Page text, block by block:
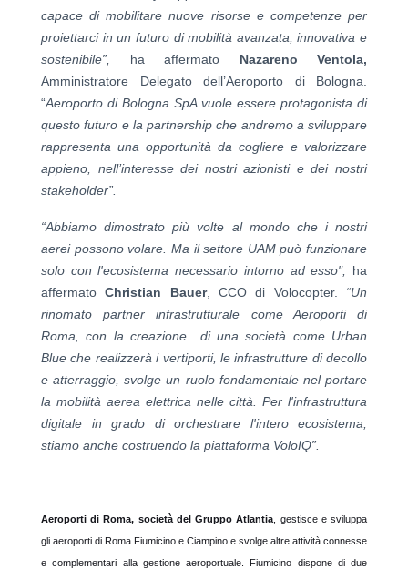
capace di mobilitare nuove risorse e competenze per
proiettarci in un futuro di mobilità avanzata, innovativa e
sostenibile”, ha affermato Nazareno Ventola,
Amministratore Delegato dell’Aeroporto di Bologna.
“Aeroporto di Bologna SpA vuole essere protagonista di
questo futuro e la partnership che andremo a sviluppare
rappresenta una opportunità da cogliere e valorizzare
appieno, nell’interesse dei nostri azionisti e dei nostri
stakeholder”.
“Abbiamo dimostrato più volte al mondo che i nostri
aerei possono volare. Ma il settore UAM può funzionare
solo con l'ecosistema necessario intorno ad esso", ha
affermatoChristian Bauer, CCO di Volocopter.
“Un
rinomato partner infrastrutturale come Aeroporti di
Roma, con la creazione di una società come Urban
Blue che realizzerà i vertiporti, le infrastrutture di decollo
e atterraggio, svolge un ruolo fondamentale nel portare
la mobilità aerea elettrica nelle città. Per l'infrastruttura
digitale in grado di orchestrare l'intero ecosistema,
stiamo anche costruendo la piattaforma VoloIQ”.
Aeroporti di Roma, società del Gruppo Atlantia , gestisce e sviluppa
gli aeroporti di Roma Fiumicino e Ciampino e svolge altre attività connesse
e complementari alla gestione aeroportuale. Fiumicino dispone di due